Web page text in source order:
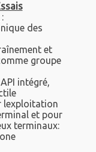
:
des
et
groupe
intégré,
lexploitation
et pour
terminaux: